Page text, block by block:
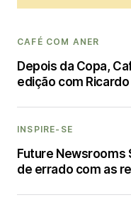
CAFÉ COM ANER
Depois da Copa,
edição com
INSPIRE-SE
Future Newsrooms
de errado com as